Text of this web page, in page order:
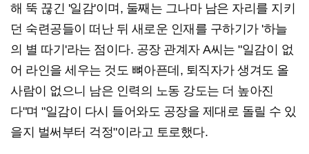
해 뚝 끊긴 '일감'이며, 둘째는 그나마 남은 자리를 지키
던 숙련공들이 떠난 뒤 새로운 인재를 구하기가 '하늘
의 별 따기'라는 점이다. 공장 관계자 A씨는 "일감이 없
어 라인을 세우는 것도 뼈아픈데, 퇴직자가 생겨도 올
사람이 없으니 남은 인력의 노동 강도는 더 높아진
다"며 "일감이 다시 들어와도 공장을 제대로 돌릴 수 있
을지 벌써부터 걱정"이라고 토로했다.